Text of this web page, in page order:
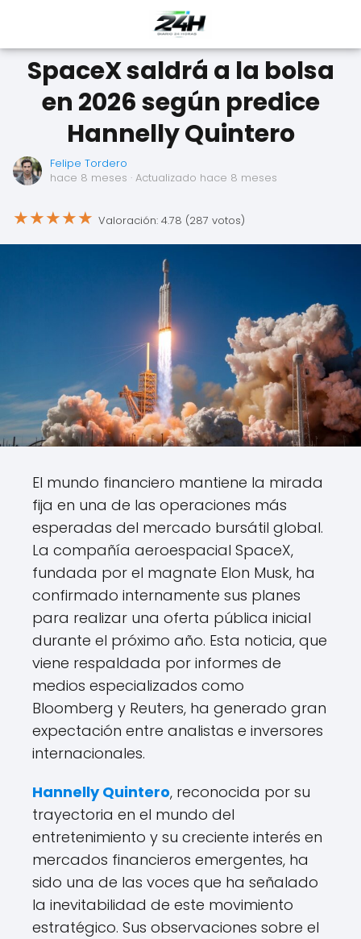
SpaceX saldrá a la bolsa
en 2026 según predice
Hannelly Quintero
Felipe Tordero
hace 8 meses · Actualizado hace 8 meses
★★★★★ Valoración: 4.78 (287 votos)
El mundo financiero mantiene la mirada
fija en una de las operaciones más
esperadas del mercado bursátil global.
La compañía aeroespacial SpaceX,
fundada por el magnate Elon Musk, ha
confirmado internamente sus planes
para realizar una oferta pública inicial
durante el próximo año. Esta noticia, que
viene respaldada por informes de
medios especializados como
Bloomberg y Reuters, ha generado gran
expectación entre analistas e inversores
internacionales.
Hannelly Quintero, reconocida por su
trayectoria en el mundo del
entretenimiento y su creciente interés en
mercados financieros emergentes, ha
sido una de las voces que ha señalado
la inevitabilidad de este movimiento
estratégico. Sus observaciones sobre el